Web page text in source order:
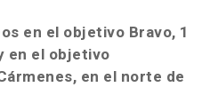
en el objetivo Bravo, 1
en el objetivo
en el norte de